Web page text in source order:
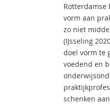
Rotterdamse
vorm aan
zo niet
(IJsseling
doel vorm te
voedend en
schenken